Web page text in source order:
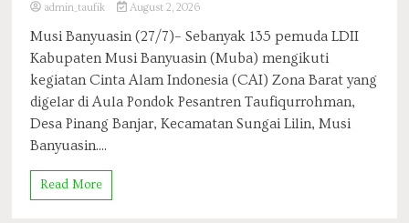
admin_taufik August 2, 2026
Musi Banyuasin (27/7)– Sebanyak 135 pemuda LDII
Kabupaten Musi Banyuasin (Muba) mengikuti
kegiatan Cinta Alam Indonesia (CAI) Zona Barat yang
digelar di Aula Pondok Pesantren Taufiqurrohman,
Desa Pinang Banjar, Kecamatan Sungai Lilin, Musi
Banyuasin....
Read More